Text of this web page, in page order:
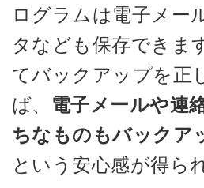
ログラムは電子メー
タなども保存できま
てバックアップを正
ば、 電子メールや連
ちなものもバックア
という安心感が得ら